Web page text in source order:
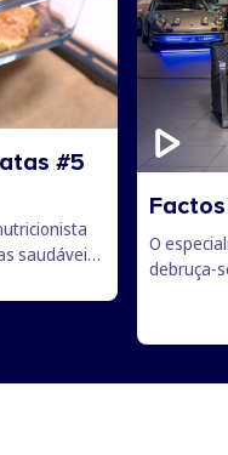
#5
saudáveis
O
debruça-
branca,